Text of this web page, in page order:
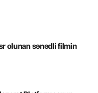
olunan sənədli filmin